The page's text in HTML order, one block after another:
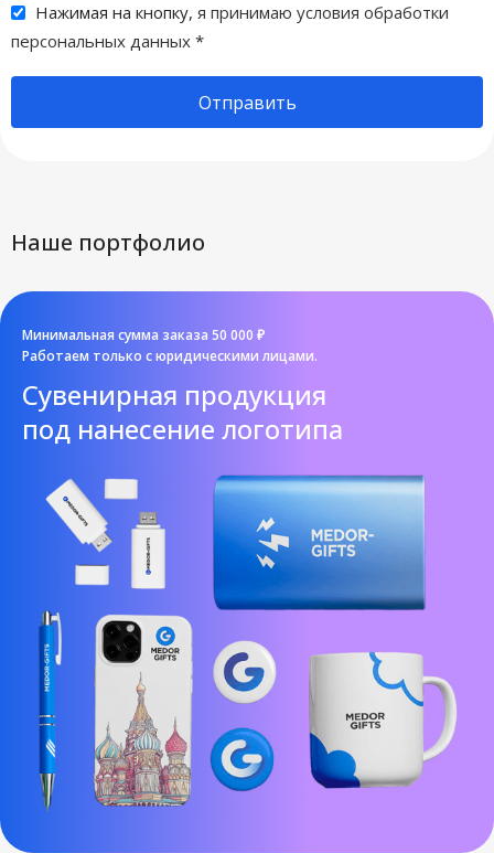
Нажимая на кнопку, я принимаю условия обработки
персональных данных *
Отправить
Наше портфолио
Минимальная сумма заказа 50 000 ₽
Работаем только с юридическими лицами.
Cувенирная продукция
под нанесение логотипа